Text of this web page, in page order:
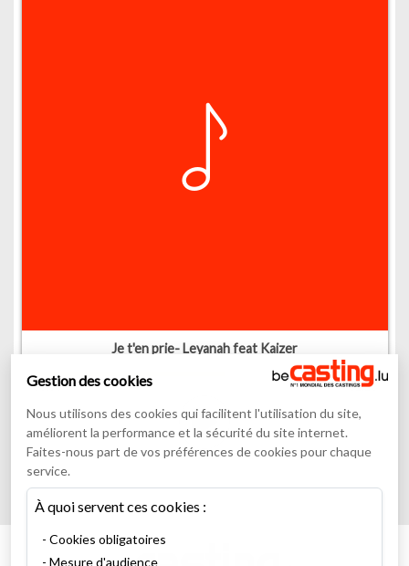
Je t'en prie- Leyanah feat Kaizer
00:00 02:26
Gestion des cookies
Nous utilisons des cookies qui facilitent l'utilisation du site,
améliorent la performance et la sécurité du site internet.
Faites-nous part de vos préférences de cookies pour chaque
service.
À quoi servent ces cookies :
Cookies obligatoires
Mesure d'audience